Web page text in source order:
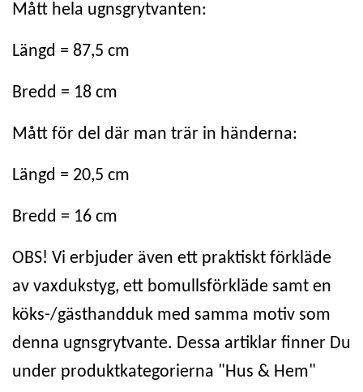
Mått hela ugnsgrytvanten:
Längd = 87,5 cm
Bredd = 18 cm
Mått för del där man trär in händerna:
Längd = 20,5 cm
Bredd = 16 cm
OBS! Vi erbjuder även ett praktiskt förkläde
av vaxdukstyg, ett bomullsförkläde samt en
köks-/gästhandduk med samma motiv som
denna ugnsgrytvante. Dessa artiklar finner Du
under produktkategorierna "Hus & Hem"